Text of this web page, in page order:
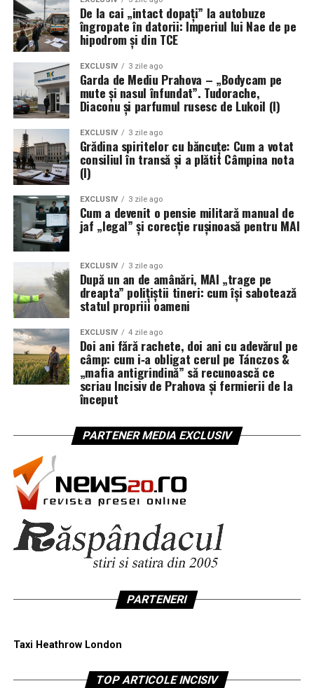
De la cai „intact dopați” la autobuze
îngropate în datorii: Imperiul lui Nae de pe
hipodrom și din TCE
EXCLUSIV 3 zile ago
Garda de Mediu Prahova – „Bodycam pe
mute și nasul înfundat”. Tudorache,
Diaconu și parfumul rusesc de Lukoil (I)
EXCLUSIV 3 zile ago
Grădina spiritelor cu băncuțe: Cum a votat
consiliul în transă și a plătit Câmpina nota
(I)
EXCLUSIV 3 zile ago
Cum a devenit o pensie militară manual de
jaf „legal” și corecție rușinoasă pentru MAI
EXCLUSIV 3 zile ago
După un an de amânări, MAI „trage pe
dreapta” polițiștii tineri: cum își sabotează
statul propriii oameni
EXCLUSIV 4 zile ago
Doi ani fără rachete, doi ani cu adevărul pe
câmp: cum i‑a obligat cerul pe Tánczos &
„mafia antigrindină” să recunoască ce
scriau Incisiv de Prahova și fermierii de la
început
PARTENER MEDIA EXCLUSIV
PARTENERI
Taxi Heathrow London
TOP ARTICOLE INCISIV